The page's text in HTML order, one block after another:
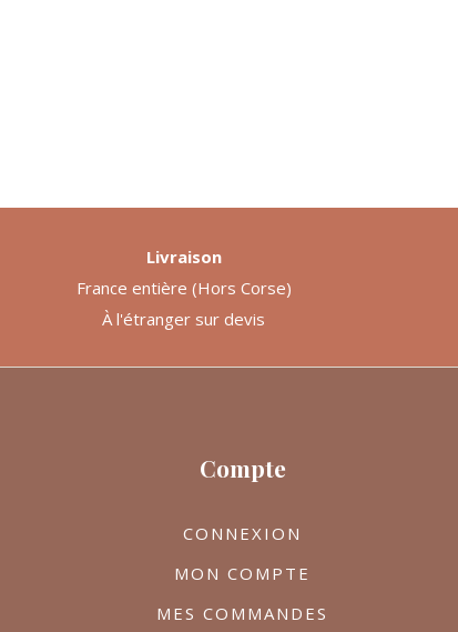
Compte
CONNEXION
MON COMPTE
MES COMMANDES
Livraison
France entière (Hors Corse)
À l'étranger sur devis